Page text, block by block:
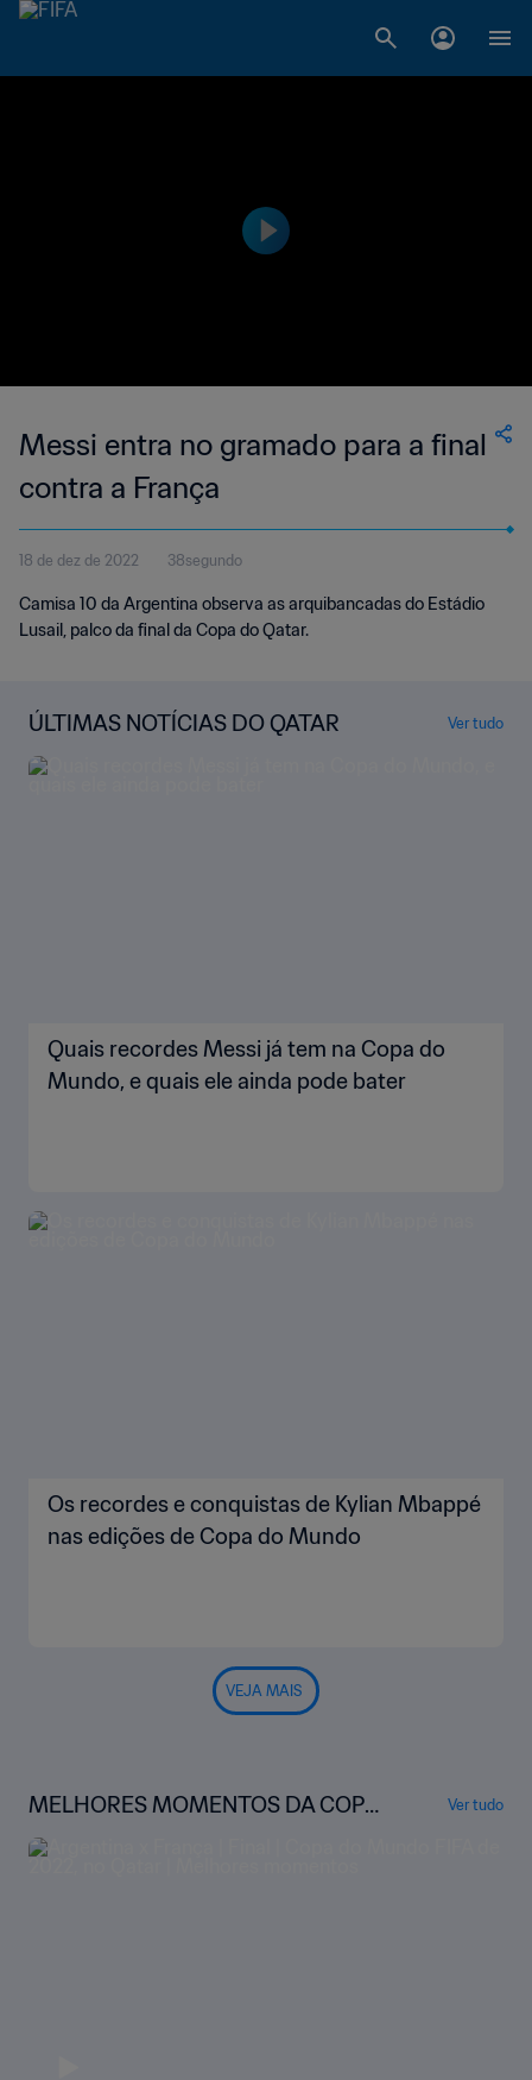
Messi entra no gramado para a final
contra a França
18 de dez de 2022 38segundo
Camisa 10 da Argentina observa as arquibancadas do Estádio
Lusail, palco da final da Copa do Qatar.
ÚLTIMAS NOTÍCIAS DO QATAR Ver tudo
Quais recordes Messi já tem na Copa do
Mundo, e quais ele ainda pode bater
Os recordes e conquistas de Kylian Mbappé
nas edições de Copa do Mundo
VEJA MAIS
MELHORES MOMENTOS DA COPA
DO MUNDO
Ver tudo